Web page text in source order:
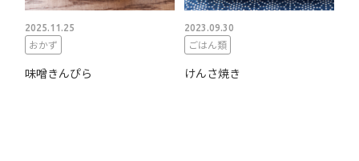
2025.11.25
おかず
味噌きんぴら
2023.09.30
ごはん類
けんさ焼き